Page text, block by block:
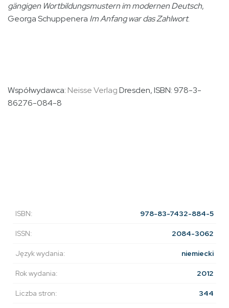
gängigen Wortbildungsmustern im modernen Deutsch,
Georga Schuppenera Im Anfang war das Zahlwort.
Współwydawca: Neisse VerlagDresden, ISBN: 978-3-
86276-084-8
ISBN: 978-83-7432-884-5
ISSN: 2084-3062
Język wydania: niemiecki
Rok wydania: 2012
Liczba stron: 344